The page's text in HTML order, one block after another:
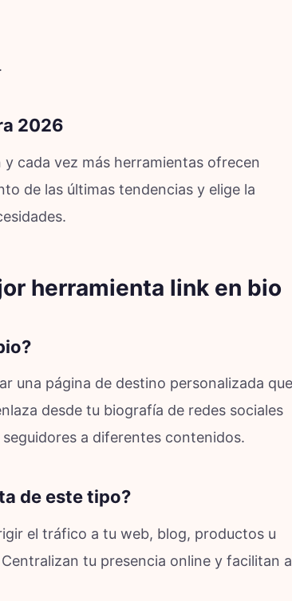
2026
cada vez más herramientas ofrecen
de las últimas tendencias y elige la
herramienta link en bio
una página de destino personalizada que
desde tu biografía de redes sociales
a diferentes contenidos.
de este tipo?
el tráfico a tu web, blog, productos u
tu presencia online y facilitan a